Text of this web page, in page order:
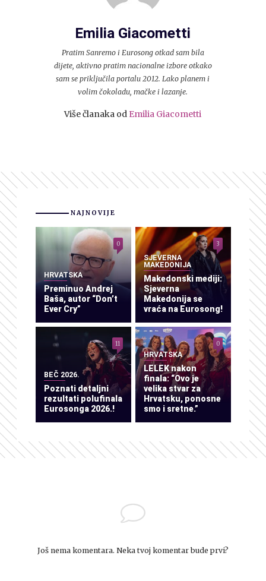
Emilia Giacometti
Pratim Sanremo i Eurosong otkad sam bila
dijete, aktivno pratim nacionalne izbore otkako
sam se priključila portalu 2012. Lako planem i
volim čokoladu, mačke i lazanje.
Više članaka od Emilia Giacometti
NAJNOVIJE
HRVATSKA
Preminuo Andrej
Baša, autor “Don’t
Ever Cry”
0
SJEVERNA
MAKEDONIJA
Makedonski mediji:
Sjeverna
Makedonija se
vraća na Eurosong!
3
BEČ 2026.
Poznati detaljni
rezultati polufinala
Eurosonga 2026.!
11
HRVATSKA
LELEK nakon
finala: “Ovo je
velika stvar za
Hrvatsku, ponosne
smo i sretne.”
0
Još nema komentara. Neka tvoj komentar bude prvi?